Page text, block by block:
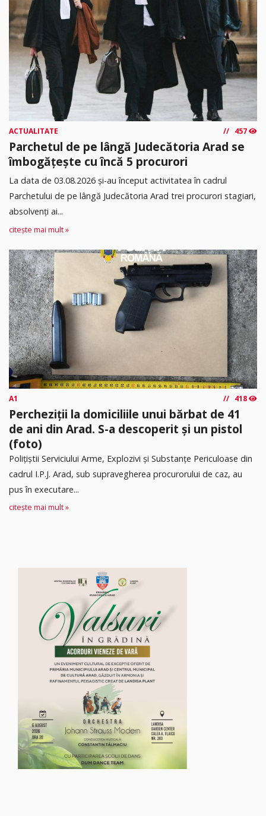
ACTUALITATE 457
Parchetul de pe lângă Judecătoria Arad se
îmbogățește cu încă 5 procurori
La data de 03.08.2026 şi-au început activitatea în cadrul
Parchetului de pe lângă Judecătoria Arad trei procurori stagiari,
absolvenţi ai...
citește mai mult »
A1 418
Percheziții la domiciliile unui bărbat de 41
de ani din Arad. S-a descoperit și un pistol
(foto)
Polițiștii Serviciului Arme, Explozivi și Substanțe Periculoase din
cadrul I.P.J. Arad, sub supravegherea procurorului de caz, au
pus în executare...
citește mai mult »